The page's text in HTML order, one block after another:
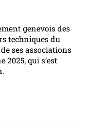
genevois des
techniques du
ses associations
2025, qui s’est